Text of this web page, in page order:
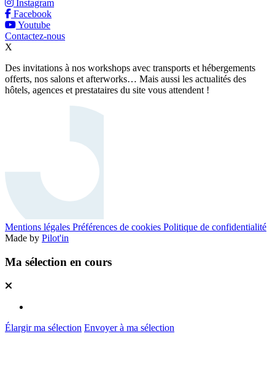
Instagram
Facebook
Youtube
Contactez-nous
X
Des invitations à nos workshops avec transports et hébergements
offerts, nos salons et afterworks… Mais aussi les actualités des
hôtels, agences et prestataires du site vous attendent !
Mentions légales Préférences de cookies Politique de confidentialité
Made by Pilot'in
Ma sélection en cours
Élargir ma sélection Envoyer à ma sélection